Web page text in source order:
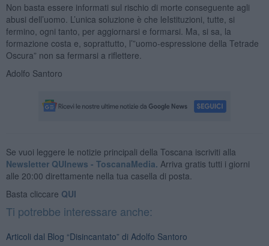
Non basta essere informati sul rischio di morte conseguente agli
abusi dell’uomo. L’unica soluzione è che leIstituzioni, tutte, si
fermino, ogni tanto, per aggiornarsi e formarsi. Ma, si sa, la
formazione costa e, soprattutto, l’”uomo-espressione della Tetrade
Oscura” non sa fermarsi a riflettere.
Adolfo Santoro
Se vuoi leggere le notizie principali della Toscana iscriviti alla
Newsletter QUInews - ToscanaMedia. Arriva gratis tutti i giorni
alle 20:00 direttamente nella tua casella di posta.
Basta cliccare QUI
Ti potrebbe interessare anche:
Articoli dal Blog “Disincantato” di Adolfo Santoro